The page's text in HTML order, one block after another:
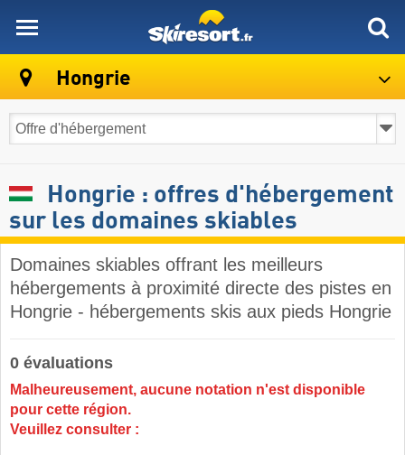
Hongrie
Hongrie : offres d'hébergement
sur les domaines skiables
Domaines skiables offrant les meilleurs
hébergements à proximité directe des pistes en
Hongrie - hébergements skis aux pieds Hongrie
0 évaluations
Malheureusement, aucune notation n'est disponible
pour cette région.
Veuillez consulter :